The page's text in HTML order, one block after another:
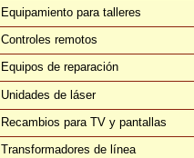
Equipamiento para talleres
Controles remotos
Equipos de reparación
Unidades de láser
Recambios para TV y pantallas
Transformadores de línea